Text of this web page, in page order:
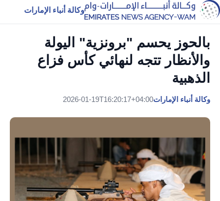
وكالة أنباء الإمارات
بالحوز يحسم "برونزية" اليولة
والأنظار تتجه لنهائي كأس فزاع
الذهبية
وكالة أنباء الإمارات2026-01-19T16:20:17+04:00